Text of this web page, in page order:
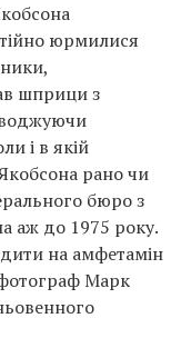
юрмилися
шприци з
і в якій
рано чи
бюро з
аж до 1975 року.
на амфетамін
Марк